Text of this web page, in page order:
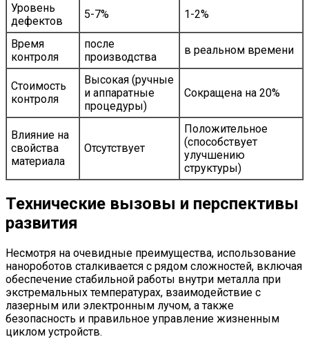
Уровень
дефектов
5-7% 1-2%
Время
контроля
после
производства
в реальном времени
Стоимость
контроля
Высокая (ручные
и аппаратные
процедуры)
Сокращена на 20%
Влияние на
свойства
материала
Отсутствует
Положительное
(способствует
улучшению
структуры)
Технические вызовы и перспективы
развития
Несмотря на очевидные преимущества, использование
нанороботов сталкивается с рядом сложностей, включая
обеспечение стабильной работы внутри металла при
экстремальных температурах, взаимодействие с
лазерным или электронным лучом, а также
безопасность и правильное управление жизненным
циклом устройств.